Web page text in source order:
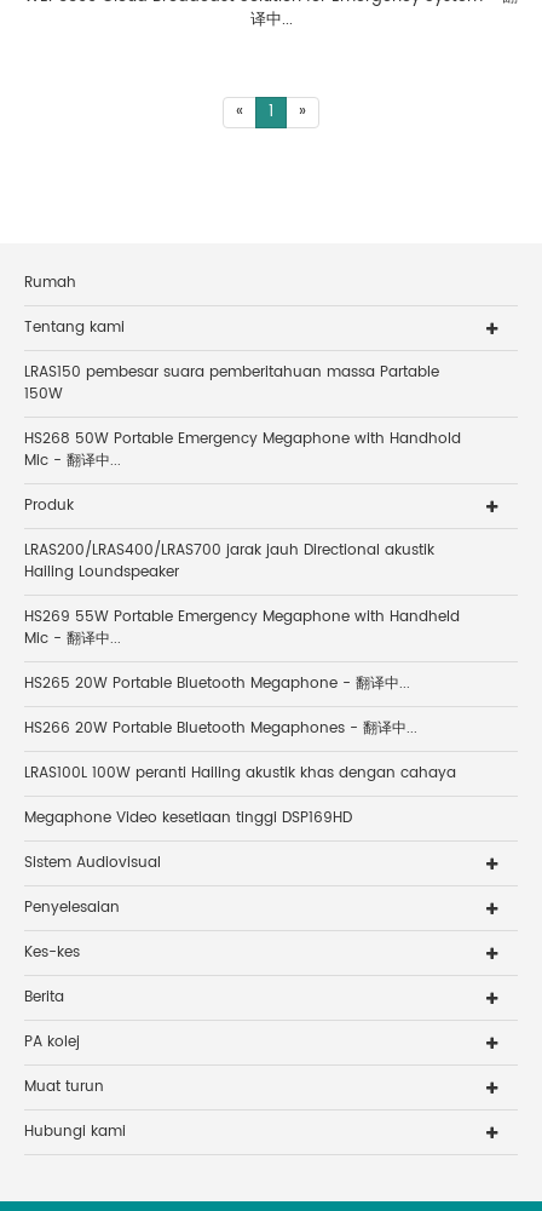
译中...
« 1 »
Rumah
Tentang kami
LRAS150 pembesar suara pemberitahuan massa Partable
150W
HS268 50W Portable Emergency Megaphone with Handhold
Mic - 翻译中...
Produk
LRAS200/LRAS400/LRAS700 jarak jauh Directional akustik
Hailing Loundspeaker
HS269 55W Portable Emergency Megaphone with Handheld
Mic - 翻译中...
HS265 20W Portable Bluetooth Megaphone - 翻译中...
HS266 20W Portable Bluetooth Megaphones - 翻译中...
LRAS100L 100W peranti Hailing akustik khas dengan cahaya
Megaphone Video kesetiaan tinggi DSP169HD
Sistem Audiovisual
Penyelesaian
Kes-kes
Berita
PA kolej
Muat turun
Hubungi kami